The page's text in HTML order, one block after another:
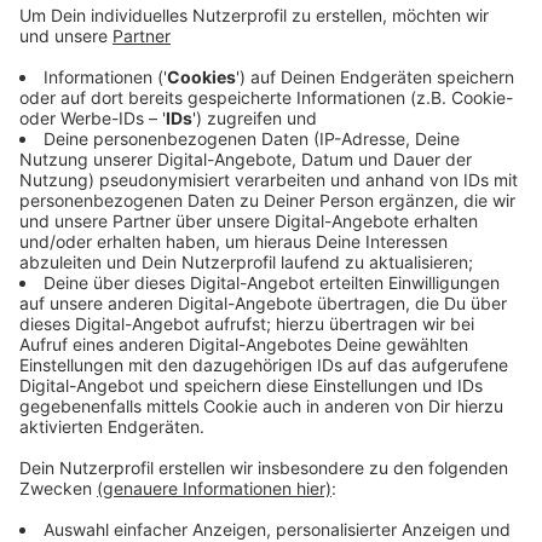
Die Ergebnisse eines Leistungswettbewerbs stehen
heute fest. Die Sendener Schul-Sanis haben sich am
Wochenende in Nottuln mit Gruppen anderer Schulen
in den Bereiche Erste Hilfe, Teamgeist und
Lösungsgeschick gemessen. Über 400 Schulsanitäter
betreut das Rote Kreuz in diesem Jahr in Westfalen-
Lippe. Die Jugendlichen bekommen eine spezielle
Ausbildung, um ihren Mitschülern nach Unfällen oder in
Notsituationen zu Helfen und zur Seite zu stehen.
Anzeige